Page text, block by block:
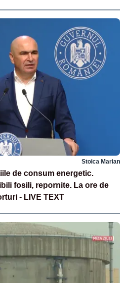
Stoica Marian
de consum energetic.
fosili, repornite. La ore de
- LIVE TEXT